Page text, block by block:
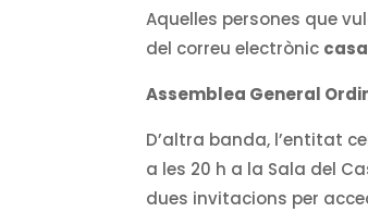
Aquelles persones que
del correu electrònic
Assemblea General
D’altra banda, l’entitat
a les 20 h a la Sala del
dues invitacions per